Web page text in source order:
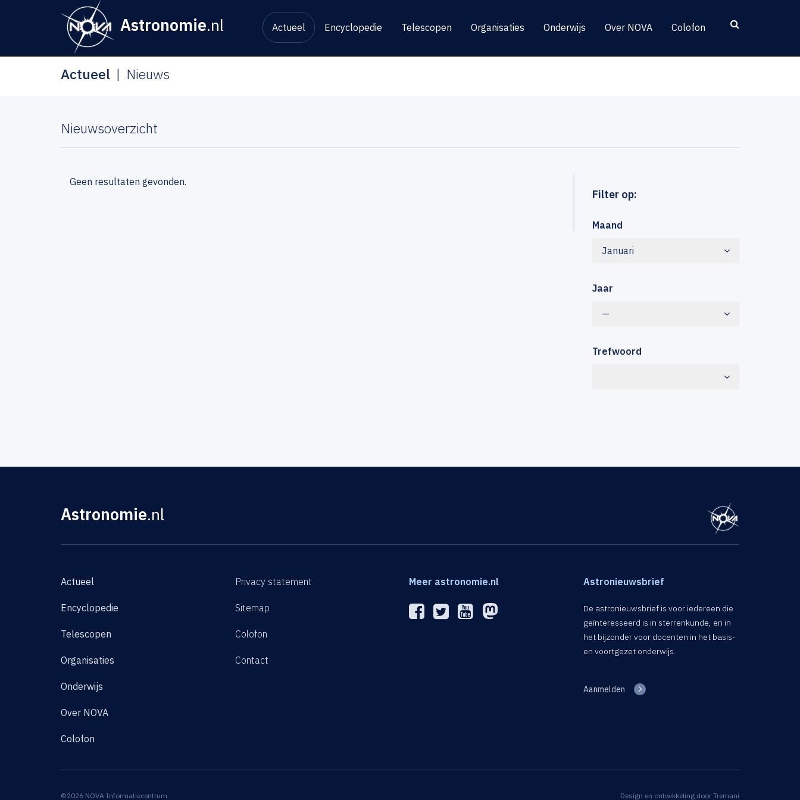
Astronomie.nl Actueel Encyclopedie Telescopen Organisaties Onderwijs Over NOVA Colofon
Actueel Nieuws
Nieuwsoverzicht
Filter op:
Maand
Januari
Jaar
—
Trefwoord
Geen resultaten gevonden.
Astronomie.nl
Actueel
Encyclopedie
Telescopen
Organisaties
Onderwijs
Over NOVA
Colofon
Privacy statement
Sitemap
Colofon
Contact
Meer astronomie.nl Astronieuwsbrief
De astronieuwsbrief is voor iedereen die
geïnteresseerd is in sterrenkunde, en in
het bijzonder voor docenten in het basis-
en voortgezet onderwijs.
Aanmelden
©2026 NOVA Informatiecentrum Design en ontwikkeling door Tremani